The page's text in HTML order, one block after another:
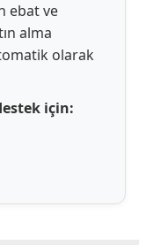
ebat ve
alma
olarak
için: